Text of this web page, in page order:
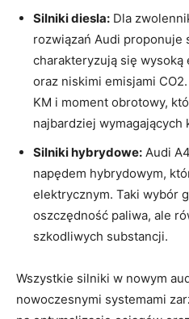
Silniki diesla: Dla
rozwiązań Audi proponuje
charakteryzują się
oraz niskimi emisjami
KM i moment obrotowy,
najbardziej wymagających
Silniki hybrydowe: Audi
napędem hybrydowym,
elektrycznym. Taki wybór
oszczędność paliwa, ale
szkodliwych substancji.
Wszystkie silniki w nowym
nowoczesnymi systemami